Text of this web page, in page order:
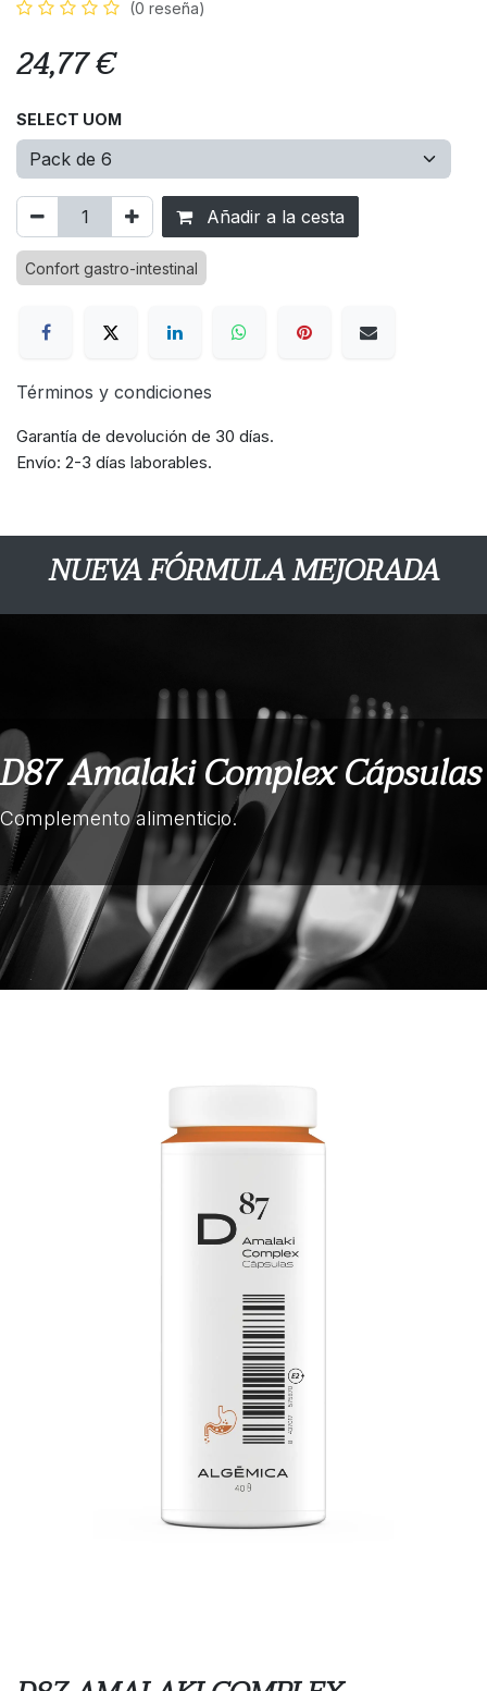
(0 reseña)
24,77€
SELECT UOM
Añadir a la cesta
Confort gastro-intestinal
Términos y condiciones
Garantía de devolución de 30 días.
Envío: 2-3 días laborables.
NUEVA FÓRMULA MEJORADA
D87 Amalaki Complex Cápsulas
Complemento alimenticio.